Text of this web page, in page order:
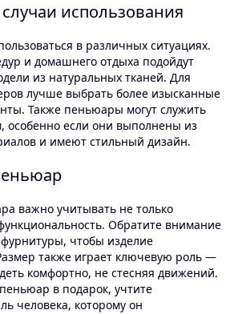
использования
в различных ситуациях.
и домашнего отдыха подойдут
из натуральных тканей. Для
лучше выбрать более изысканные
Также пеньюары могут служить
особенно если они выполнены из
и имеют стильный дизайн.
важно учитывать не только
Обратите внимание
чтобы изделие
также играет ключевую роль —
комфортно, не стесняя движений.
в подарок, учтите
человека, которому он